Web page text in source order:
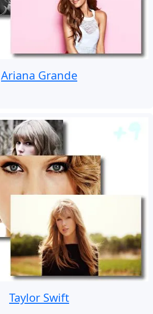
Ariana Grande
Taylor Swift